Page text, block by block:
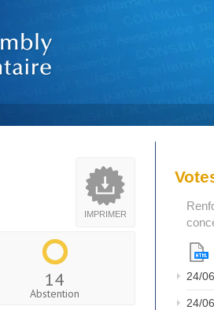
IMPRIMER
14
Abstention
24/
24/